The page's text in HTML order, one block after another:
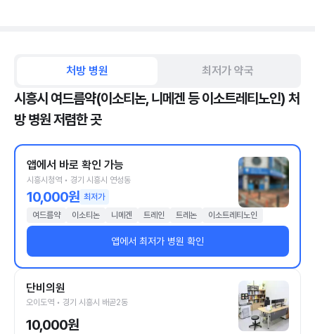
처방 병원 최저가 약국
시흥시 여드름약(이소티논, 니메겐 등 이소트레티노인) 처
방 병원 저렴한 곳
앱에서 바로 확인 가능
시흥시청역 • 경기 시흥시 연성동
10,000원 최저가
여드름약
이소티논 니메겐 트레인 트레논 이소트레티노인
앱에서 최저가 병원 확인
단비의원
오이도역 • 경기 시흥시 배곧2동
10,000원